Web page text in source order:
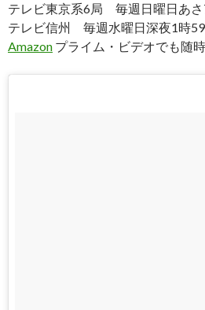
テレビ東京系6局 毎週日曜日あ
テレビ信州 毎週水曜日深夜1時
Amazon プライム・ビデオでも随